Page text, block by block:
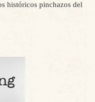
históricos pinchazos del